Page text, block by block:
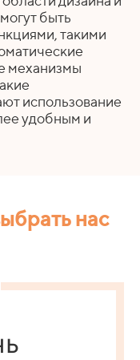
быть
такими
механизмы
использование
удобным и
нас